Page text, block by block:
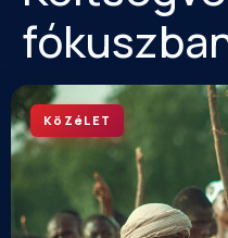
KöZéLET